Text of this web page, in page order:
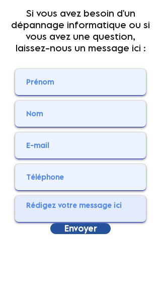
Si vous avez besoin d'un
dépannage informatique ou si
vous avez une question,
laissez-nous un message ici :
Envoyer